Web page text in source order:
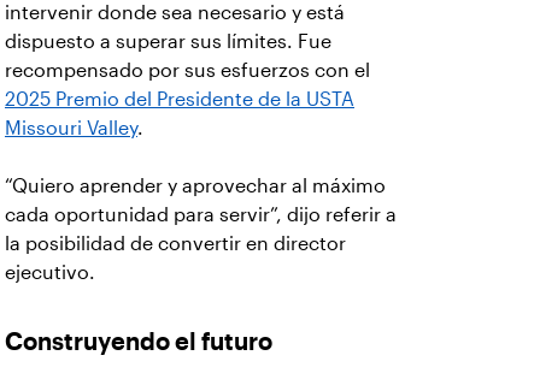
intervenir donde sea necesario y está
dispuesto a superar sus límites. Fue
recompensado por sus esfuerzos con el
2025 Premio del Presidente de la USTA
Missouri Valley.
“Quiero aprender y aprovechar al máximo
cada oportunidad para servir”, dijo referir a
la posibilidad de convertir en director
ejecutivo.
Construyendo el futuro